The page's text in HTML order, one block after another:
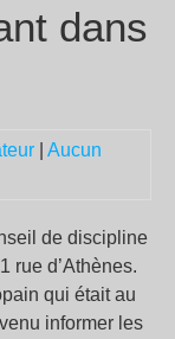
dans
Aucun
de discipline
rue d’Athènes.
qui était au
informer les